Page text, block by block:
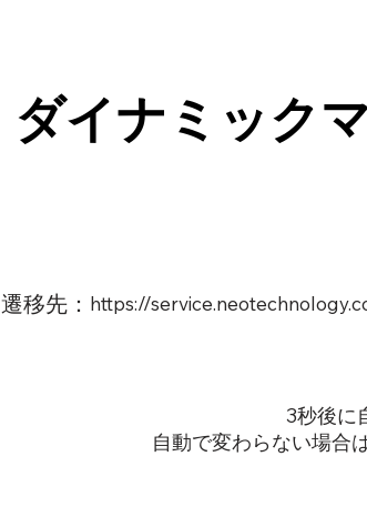
ダイナミック
遷移先： https://
3秒後に
自動で変わらない場合